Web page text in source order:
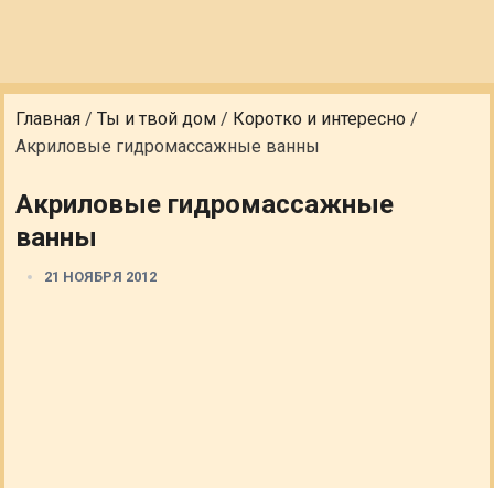
Главная /Ты и твой дом / Коротко и интересно /
Акриловые гидромассажные ванны
Акриловые гидромассажные
ванны
21 НОЯБРЯ 2012